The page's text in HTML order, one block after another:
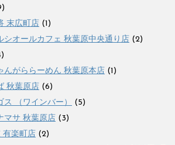
末広町店 (1)
シオールカフェ 秋葉原中央通り店 (2)
んがららーめん 秋葉原本店 (1)
秋葉原店 (6)
ス （ワインバー）
(5)
マサ 秋葉原店 (3)
有楽町店 (2)